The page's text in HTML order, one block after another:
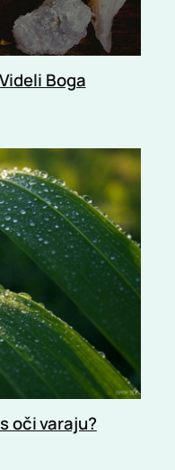
Boga
oči varaju?